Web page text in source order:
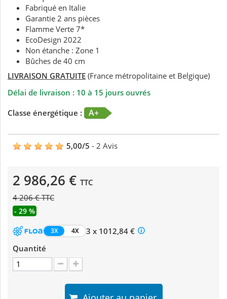
Fabriqué en Italie
Garantie 2 ans pièces
Flamme Verte 7*
EcoDesign 2022
Non étanche : Zone 1
Bûches de 40 cm
LIVRAISON GRATUITE (France métropolitaine et Belgique)
Délai de livraison : 10 à 15 jours ouvrés
Classe énergétique :
A+
5,00/5 - 2 Avis
2 986,26 € TTC
4 206 € TTC
- 29 %
3X 4X
3 x 1012,84 €
Quantité